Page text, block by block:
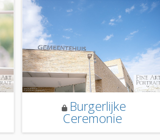
Burgerlijke
Ceremonie